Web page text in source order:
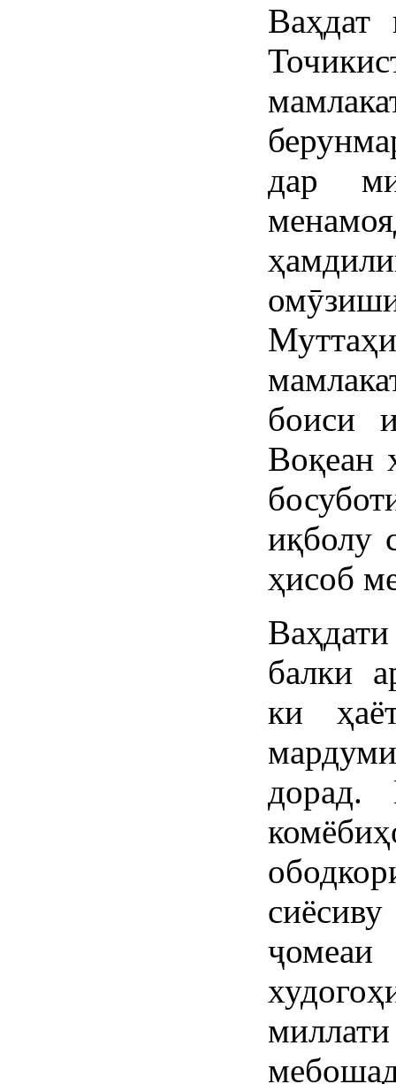
Ваҳдат
дар
боиси
Воқеан
иқболу
ҳисоб
балки
ки
дорад.